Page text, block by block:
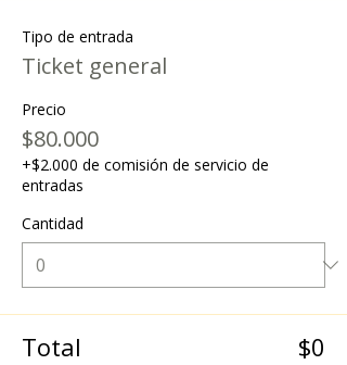
Tipo de entrada
Ticket general
Precio
$80.000
+$2.000 de comisión de servicio de
entradas
Cantidad
Total $0